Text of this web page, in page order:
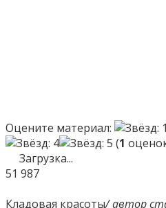
Оцените материал:
(1
Загрузка...
51 987
Кладовая красоты/ автор